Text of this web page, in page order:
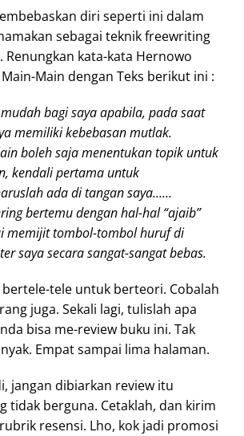
diri seperti ini dalam
sebagai teknik freewriting
kata-kata Hernowo
Main dengan Teks berikut ini :
bagi saya apabila, pada saat
memiliki kebebasan mutlak.
boleh saja menentukan topik untuk
kendali pertama untuk
ada di tangan saya……
bertemu dengan hal-hal “ajaib”
memijit tombol-tombol huruf di
saya secara sangat-sangat bebas.
bertele-tele untuk berteori. Cobalah
juga. Sekali lagi, tulislah apa
bisa me-review buku ini. Tak
Empat sampai lima halaman.
jangan dibiarkan review itu
tidak berguna. Cetaklah, dan kirim
resensi. Lho, kok jadi promosi